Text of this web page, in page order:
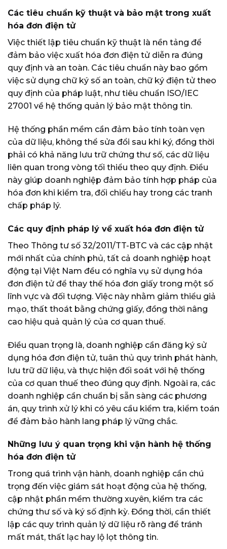
Các tiêu chuẩn kỹ thuật và bảo mật trong xuất
hóa đơn điện tử
Việc thiết lập tiêu chuẩn kỹ thuật là nền tảng để
đảm bảo việc xuất hóa đơn điện tử diễn ra đúng
quy định và an toàn. Các tiêu chuẩn này bao gồm
việc sử dụng chữ ký số an toàn, chữ ký điện tử theo
quy định của pháp luật, như tiêu chuẩn ISO/IEC
27001 về hệ thống quản lý bảo mật thông tin.
Hệ thống phần mềm cần đảm bảo tính toàn vẹn
của dữ liệu, không thể sửa đổi sau khi ký, đồng thời
phải có khả năng lưu trữ chứng thư số, các dữ liệu
liên quan trong vòng tối thiểu theo quy định. Điều
này giúp doanh nghiệp đảm bảo tính hợp pháp của
hóa đơn khi kiểm tra, đối chiếu hay trong các tranh
chấp pháp lý.
Các quy định pháp lý về xuất hóa đơn điện tử
Theo Thông tư số 32/2011/TT-BTC và các cập nhật
mới nhất của chính phủ, tất cả doanh nghiệp hoạt
động tại Việt Nam đều có nghĩa vụ sử dụng hóa
đơn điện tử để thay thế hóa đơn giấy trong một số
lĩnh vực và đối tượng. Việc này nhằm giảm thiểu giả
mạo, thất thoát bằng chứng giấy, đồng thời nâng
cao hiệu quả quản lý của cơ quan thuế.
Điều quan trọng là, doanh nghiệp cần đăng ký sử
dụng hóa đơn điện tử, tuân thủ quy trình phát hành,
lưu trữ dữ liệu, và thực hiện đối soát với hệ thống
của cơ quan thuế theo đúng quy định. Ngoài ra, các
doanh nghiệp cần chuẩn bị sẵn sàng các phương
án, quy trình xử lý khi có yêu cầu kiểm tra, kiểm toán
để đảm bảo hành lang pháp lý vững chắc.
Những lưu ý quan trọng khi vận hành hệ thống
hóa đơn điện tử
Trong quá trình vận hành, doanh nghiệp cần chú
trọng đến việc giám sát hoạt động của hệ thống,
cập nhật phần mềm thường xuyên, kiểm tra các
chứng thư số và ký số định kỳ. Đồng thời, cần thiết
lập các quy trình quản lý dữ liệu rõ ràng để tránh
mất mát, thất lạc hay lộ lọt thông tin.